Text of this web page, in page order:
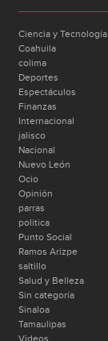
Ciencia y Tecnología
Coahuila
colima
Deportes
Espectáculos
Finanzas
Internacional
jalisco
Nacional
Nuevo León
Ocio
Opinión
parras
politica
Punto Social
Ramos Arizpe
saltillo
Salud y Belleza
Sin categoría
Sinaloa
Tamaulipas
Videos